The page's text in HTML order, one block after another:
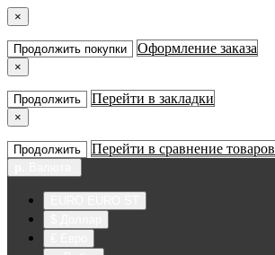
×
Продолжить покупки Оформление заказа
×
Продолжить Перейти в закладки
×
Продолжить Перейти в сравнение товаров